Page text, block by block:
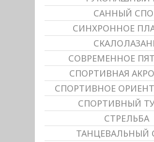
САННЫЙ
СИНХРОННОЕ
СОВРЕМЕННОЕ
СПОРТИВНАЯ
СПОРТИВНОЕ
СПОРТИВНЫЙ
СТРЕЛЬБА
ТАНЦЕВАЛЬНЫЙ